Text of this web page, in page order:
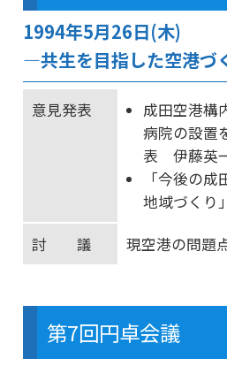
1994年5月26日(木)
―共生を目指した空港
意見発表
成田空港構
病院の設
表 伊藤英
「今後の
地域づく
討 議
現空港の問題
第7回円卓会議